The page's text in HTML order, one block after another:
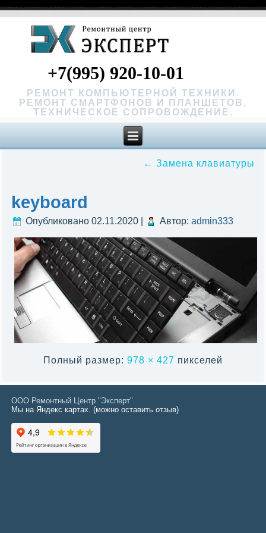
+7(995) 920-10-01
РЕМОНТ КОМПЬЮТЕРНОЙ ТЕХНИКИ.
РЕМОНТ СМАРТФОНОВ И ПЛАНШЕТОВ.
ТЕХНИЧЕСКОЕ СОПРОВОЖДЕНИЕ.
← Замена клавиатуры
keyboard
Опубликовано 02.11.2020 Автор: admin333
Полный размер: 978 × 427 пикселей
ООО Ремонтный Центр "Эксперт"
Мы на Яндекс картах. (можно оставить отзыв)